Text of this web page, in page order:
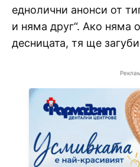
еднолични анонси от
и няма друг“. Ако няма
десницата, тя ще